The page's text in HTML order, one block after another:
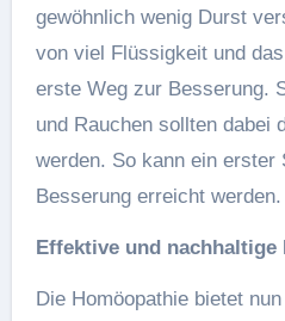
gewöhnlich wenig Durst
von viel Flüssigkeit und
erste Weg zur Besserung.
und Rauchen sollten dabei
werden. So kann ein erster
Besserung erreicht werden.
Effektive und nachhaltige
Die Homöopathie bietet